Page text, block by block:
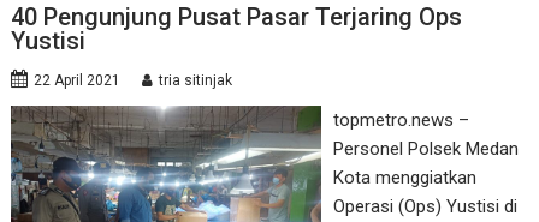
40 Pengunjung Pusat Pasar Terjaring Ops
Yustisi
22 April 2021 tria sitinjak
topmetro.news –
Personel Polsek Medan
Kota menggiatkan
Operasi (Ops) Yustisi di